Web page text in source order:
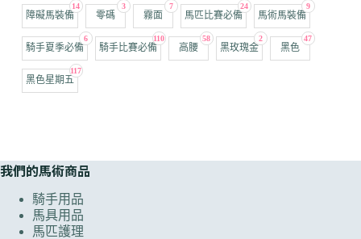
14
障礙馬裝備
3
零碼
7
霧面
24
馬匹比賽必備
9
馬術馬裝備
6
騎手夏季必備
110
騎手比賽必備
58
高腰
2
黑玫瑰金
47
黑色
117
黑色星期五
我們的馬術商品
騎手用品
馬具用品
馬匹護理